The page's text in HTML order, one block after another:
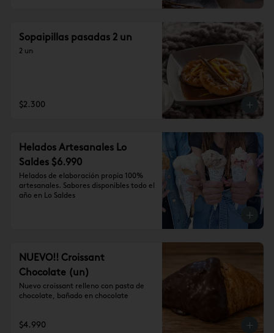
Sopaipillas pasadas 2 un
2 un
$2.300
Helados Artesanales Lo
Saldes $6.990
Helados de elaboración propia 100%
artesanales. Sabores disponibles todo el
año en Lo Saldes
NUEVO!! Croissant
Chocolate (un)
Nuevo croissant relleno con pasta de
chocolate, bañado en chocolate
$4.990